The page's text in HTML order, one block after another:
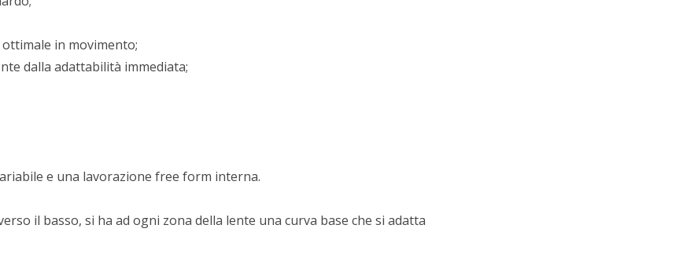
in movimento;
dalla adattabilità immediata;
e una lavorazione free form interna.
il basso, si ha ad ogni zona della lente una curva base che si adatta